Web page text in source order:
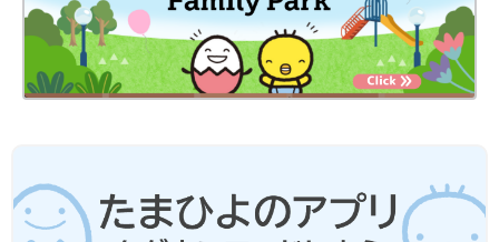
『たまひよの写真スタジオ』の「たまひよオリジナルフォトブッ